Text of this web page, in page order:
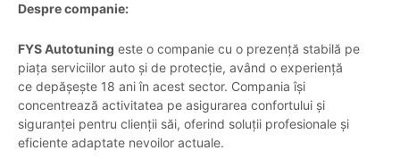
Despre companie:
FYS Autotuning este o companie cu o prezență stabilă pe
piața serviciilor auto și de protecție, având o experiență
ce depășește 18 ani în acest sector. Compania își
concentrează activitatea pe asigurarea confortului și
siguranței pentru clienții săi, oferind soluții profesionale și
eficiente adaptate nevoilor actuale.